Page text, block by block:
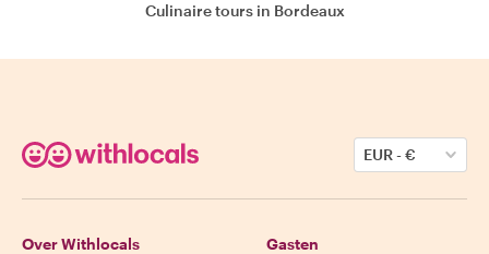
Culinaire tours in Bordeaux
EUR-€
Over Withlocals Gasten